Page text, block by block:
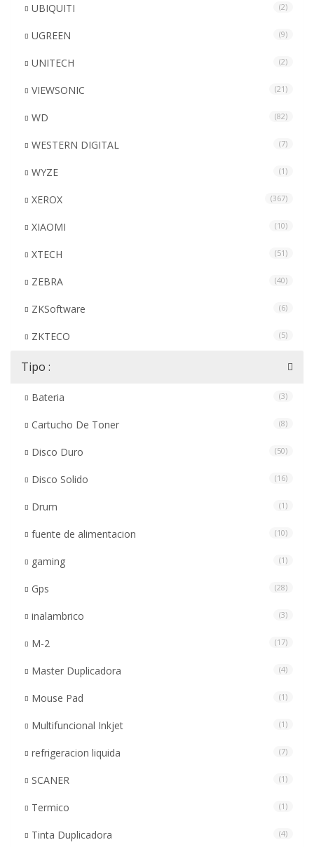
UBIQUITI (2)
UGREEN (9)
UNITECH (2)
VIEWSONIC (21)
WD (82)
WESTERN DIGITAL (7)
WYZE (1)
XEROX (367)
XIAOMI (10)
XTECH (51)
ZEBRA (40)
ZKSoftware (6)
ZKTECO (5)
Tipo :
Bateria (3)
Cartucho De Toner (8)
Disco Duro (50)
Disco Solido (16)
Drum (1)
fuente de alimentacion (10)
gaming (1)
Gps (28)
inalambrico (3)
M-2 (17)
Master Duplicadora (4)
Mouse Pad (1)
Multifuncional Inkjet (1)
refrigeracion liquida (7)
SCANER (1)
Termico (1)
Tinta Duplicadora (4)